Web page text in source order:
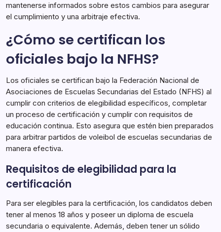
mantenerse informados sobre estos cambios para asegurar
el cumplimiento y una arbitraje efectiva.
¿Cómo se certifican los
oficiales bajo la NFHS?
Los oficiales se certifican bajo la Federación Nacional de
Asociaciones de Escuelas Secundarias del Estado (NFHS) al
cumplir con criterios de elegibilidad específicos, completar
un proceso de certificación y cumplir con requisitos de
educación continua. Esto asegura que estén bien preparados
para arbitrar partidos de voleibol de escuelas secundarias de
manera efectiva.
Requisitos de elegibilidad para la
certificación
Para ser elegibles para la certificación, los candidatos deben
tener al menos 18 años y poseer un diploma de escuela
secundaria o equivalente. Además, deben tener un sólido